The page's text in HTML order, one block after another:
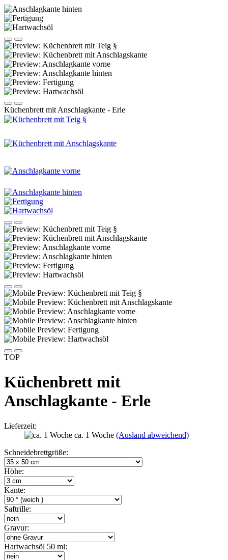
Küchenbrett mit Anschlagkante - Erle
TOP
Küchenbrett mit
Anschlagkante - Erle
Lieferzeit:
ca. 1 Woche (Ausland abweichend)
Schneidebrettgröße:
Höhe:
Kante:
Saftrille:
Gravur:
Hartwachsöl 50 ml: